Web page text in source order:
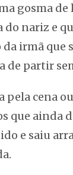
gosma de
do nariz e
irmã que
partir
pela cena
que ainda
e saiu